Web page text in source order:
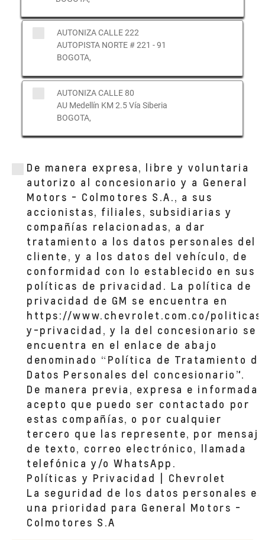
AUTONIZA CALLE 222
AUTOPISTA NORTE # 221 - 91
BOGOTA,
AUTONIZA CALLE 80
AU Medellín KM 2.5 Vía Siberia
BOGOTA,
Calle 164 #19b 20
BOGOTA, CUNDINAMARCA
AUTONIZA AMERICAS
Av Calle 23 # 31-17
BOGOTA, CUNDINAMARCA
De manera expresa, libre y voluntaria
autorizo al concesionario y a General
Motors - Colmotores S.A., a sus
accionistas, filiales, subsidiarias y
compañías relacionadas, a dar
tratamiento a los datos personales del
cliente, y a los datos del vehículo, de
conformidad con lo establecido en sus
políticas de privacidad. La política de
privacidad de GM se encuentra en
https://www.chevrolet.com.co/
y-privacidad, y la del concesionario se
encuentra en el enlace de abajo
denominado “Política de Tratamiento de
Datos Personales del concesionario”.
De manera previa, expresa e informada,
acepto que puedo ser contactado por
estas compañías, o por cualquier
tercero que las represente, por
de texto, correo electrónico, llamada
telefónica y/o WhatsApp.
Políticas y Privacidad | Chevrolet
La seguridad de los datos personales es
una prioridad para General Motors -
Colmotores S.A